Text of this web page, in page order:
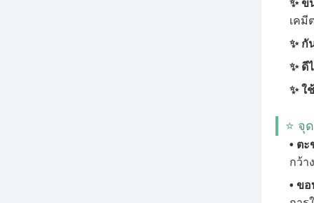
✨
เคมี
✨ กั
✨ ดี
✨ ใ
⭐
• ตะ
กว้า
• ขอ